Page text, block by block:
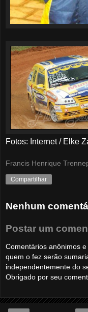
Fotos: Internet / Elke
Francis Henrique
Compartilhar
Nenhum
Postar um
Comentários anônimos
quem o fez serão
independentemente do
Obrigado por seu